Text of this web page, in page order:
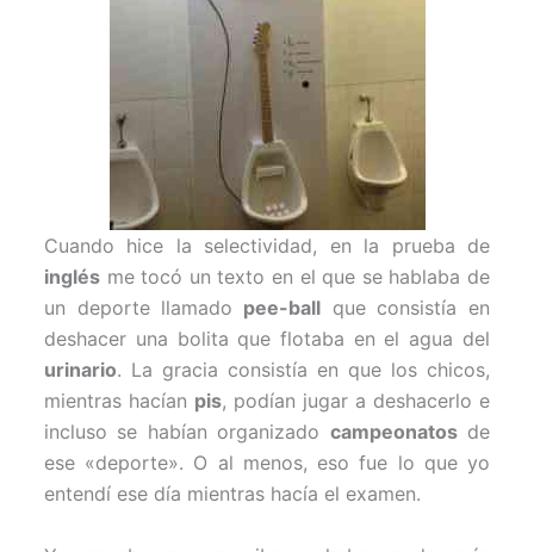
Cuando hice la selectividad, en la prueba de
inglés me tocó un texto en el que se hablaba de
un deporte llamado pee-ball que consistía en
deshacer una bolita que flotaba en el agua del
urinario. La gracia consistía en que los chicos,
mientras hacían pis, podían jugar a deshacerlo e
incluso se habían organizado campeonatosde
ese «deporte». O al menos, eso fue lo que yo
entendí ese día mientras hacía el examen.